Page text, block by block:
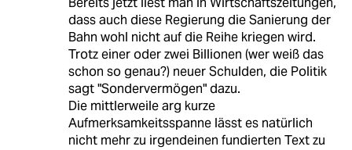
dass auch diese Regierung die Sanierung der
Bahn wohl nicht auf die Reihe kriegen wird.
Trotz einer oder zwei Billionen (wer weiß das
schon so genau?) neuer Schulden, die Politik
sagt "Sondervermögen" dazu.
Die mittlerweile arg kurze
Aufmerksamkeitsspanne lässt es natürlich
nicht mehr zu irgendeinen fundierten Text zu